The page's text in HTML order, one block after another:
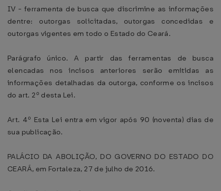
IV - ferramenta de busca que discrimine as informações
dentre: outorgas solicitadas, outorgas concedidas e
outorgas vigentes em todo o Estado do Ceará.
Parágrafo único. A partir das ferramentas de busca
elencadas nos incisos anteriores serão emitidas as
informações detalhadas da outorga, conforme os incisos
do art. 2º desta Lei.
Art. 4º Esta Lei entra em vigor após 90 (noventa) dias de
sua publicação.
PALÁCIO DA ABOLIÇÃO, DO GOVERNO DO ESTADO DO
CEARÁ, em Fortaleza, 27 de julho de 2016.